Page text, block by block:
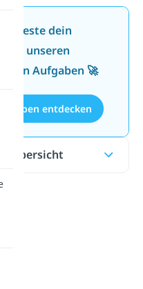
Teste dein
mit unseren
Aufgaben 🚀
entdecken